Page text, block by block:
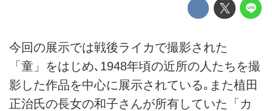
今回の展示では戦後ライカで撮影された
「童」をはじめ､1948年頃の近所の人たちを撮
影した作品を中心に展示されている｡また植田
正治氏の長女の和子さんが所有していた「カ